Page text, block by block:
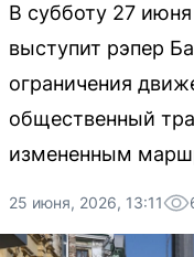
В субботу 27
выступит рэпер
ограничения
общественный
измененным
25 июня, 2026, 13:11